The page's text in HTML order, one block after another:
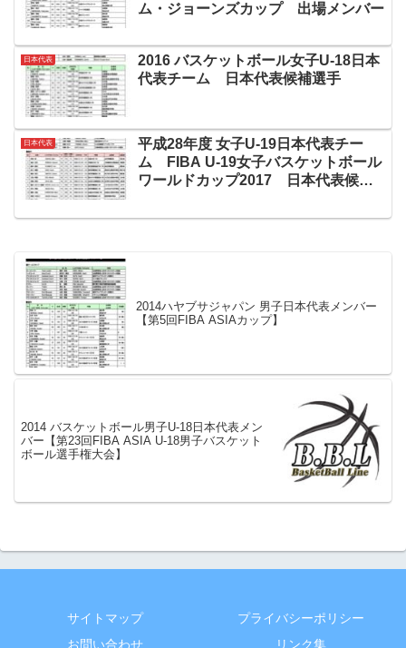
ム・ジョーンズカップ 出場メンバー
日本代表
2016 バスケットボール女子U-18日本
代表チーム 日本代表候補選手
日本代表
平成28年度 女子U-19日本代表チー
ム FIBA U-19女子バスケットボール
ワールドカップ2017 日本代表候補
2014ハヤブサジャパン 男子日本代表メンバー
【第5回FIBA ASIAカップ】
2014 バスケットボール男子U-18日本代表メン
バー【第23回FIBA ASIA U-18男子バスケット
ボール選手権大会】
サイトマップ
プライバシーポリシー
お問い合わせ
リンク集